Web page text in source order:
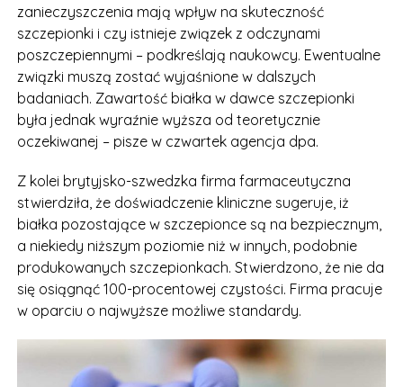
zanieczyszczenia mają wpływ na skuteczność
szczepionki i czy istnieje związek z odczynami
poszczepiennymi – podkreślają naukowcy. Ewentualne
związki muszą zostać wyjaśnione w dalszych
badaniach. Zawartość białka w dawce szczepionki
była jednak wyraźnie wyższa od teoretycznie
oczekiwanej – pisze w czwartek agencja dpa.
Z kolei brytyjsko-szwedzka firma farmaceutyczna
stwierdziła, że doświadczenie kliniczne sugeruje, iż
białka pozostające w szczepionce są na bezpiecznym,
a niekiedy niższym poziomie niż w innych, podobnie
produkowanych szczepionkach. Stwierdzono, że nie da
się osiągnąć 100-procentowej czystości. Firma pracuje
w oparciu o najwyższe możliwe standardy.